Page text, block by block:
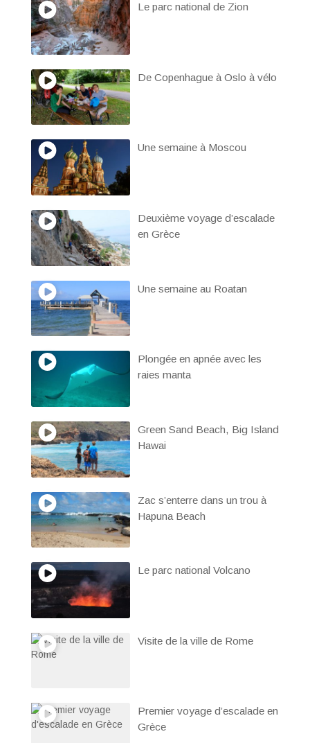
Le parc national de Zion
De Copenhague à Oslo à vélo
Une semaine à Moscou
Deuxième voyage d’escalade
en Grèce
Une semaine au Roatan
Plongée en apnée avec les
raies manta
Green Sand Beach, Big Island
Hawai
Zac s’enterre dans un trou à
Hapuna Beach
Le parc national Volcano
Visite de la ville de Rome
Premier voyage d’escalade en
Grèce